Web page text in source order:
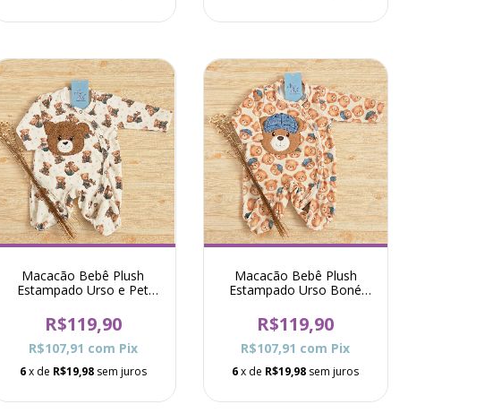
Macacão Bebê Plush
Estampado Urso e Pet
R$119,90
R$107,91 com Pix
6x de R$19,98 sem juros
Macacão Bebê Plush
Estampado Urso Boné
R$119,90
R$107,91 com Pix
6x de R$19,98 sem juros